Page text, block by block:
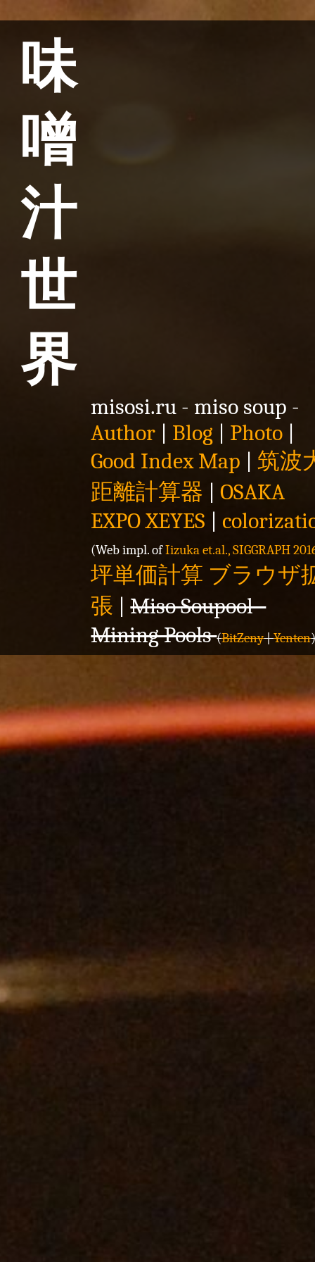
味
噌
汁
世
界
misosi.ru - miso soup -
Author | Blog | Photo |
Good Index Map |筑波
距離計算器 |OSAKA
EXPO XEYES |
(Web impl. ofIizuka et.al., SIGGRAPH
坪単価計算 ブラウザ
張 |Miso Soupool -
Mining Pools(BitZeny|Yenten